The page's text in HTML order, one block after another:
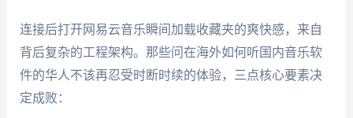
连接后打开网易云音乐瞬间加载收藏夹的爽快感，来自
背后复杂的工程架构。那些问在海外如何听国内音乐软
件的华人不该再忍受时断时续的体验，三点核心要素决
定成败：